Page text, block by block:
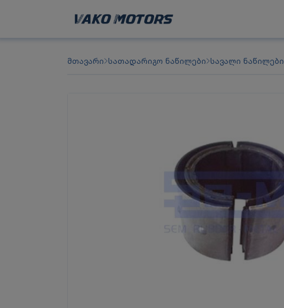
მთავარი სათადარიგო ნაწილები სავალი ნაწილები